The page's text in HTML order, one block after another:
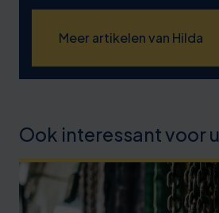
Meer artikelen van Hilda
Ook interessant voor u